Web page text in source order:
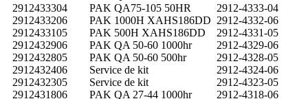
2912433304
PAK QA75-105 50HR
2912-4333-04
2912433206
PAK 1000H XAHS186DD 2912-4332-06
2912433105
PAK 500H XAHS186DD
2912-4331-05
2912432906
PAK QA 50-60 1000hr
2912-4329-06
2912432805
PAK QA 50-60 500hr
2912-4328-05
2912432406
Service de kit
2912-4324-06
2912432305
Service de kit
2912-4323-05
2912431806
PAK QA 27-44 1000hr
2912-4318-06